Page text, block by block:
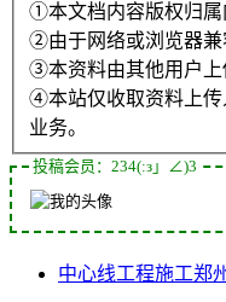
①本文档内容版权归属
②由于网络或浏览器兼
③本资料由其他用户上
④本站仅收取资料上传
业务。
投稿会员：234(:з」∠)3
中心线工程施工郑